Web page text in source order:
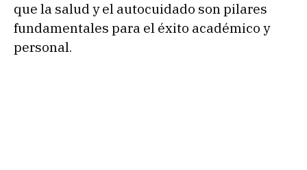
que la salud y el autocuidado son pilares
fundamentales para el éxito académico y
personal.